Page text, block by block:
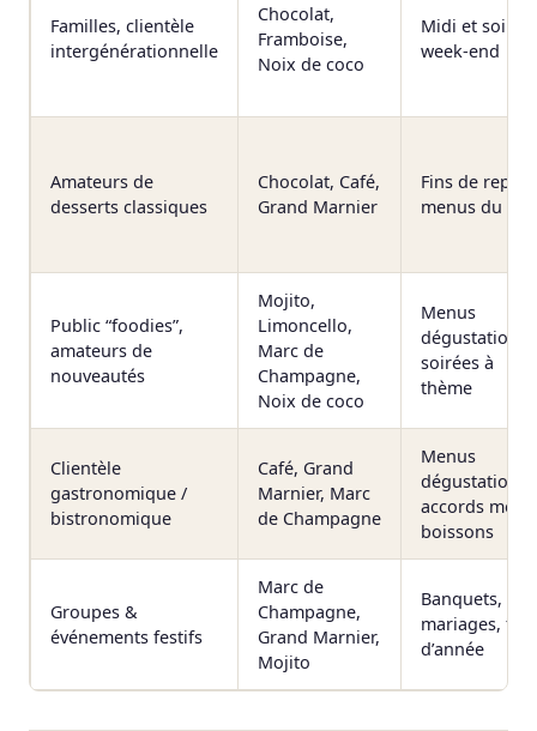
Familles, clientèle
intergénérationnelle
Chocolat,
Framboise,
Noix de coco
Midi et soir,
week-end
Amateurs de
desserts classiques
Chocolat, Café,
Grand Marnier
Fins de repas,
menus du soir
Public “foodies”,
amateurs de
nouveautés
Mojito,
Limoncello,
Marc de
Champagne,
Noix de coco
Menus
dégustation,
soirées à
thème
Clientèle
gastronomique /
bistronomique
Café, Grand
Marnier, Marc
de Champagne
Menus
dégustation,
accords mets
boissons
Groupes &
événements festifs
Marc de
Champagne,
Grand Marnier,
Mojito
Banquets,
mariages, fin
d’année